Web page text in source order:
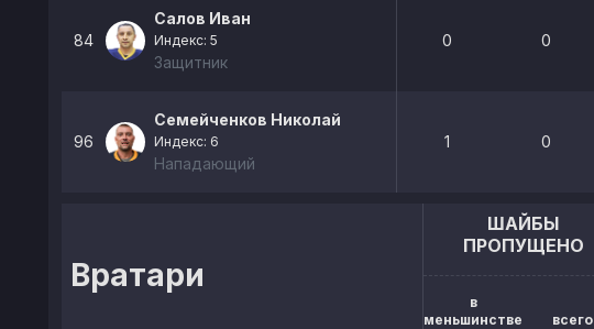
84
Салов Иван
Индекс: 5
Защитник
0 0
96
Семейченков Николай
Индекс: 6
Нападающий
1 0
Вратари
ШАЙБЫ
ПРОПУЩЕНО
в
меньшинстве
всего